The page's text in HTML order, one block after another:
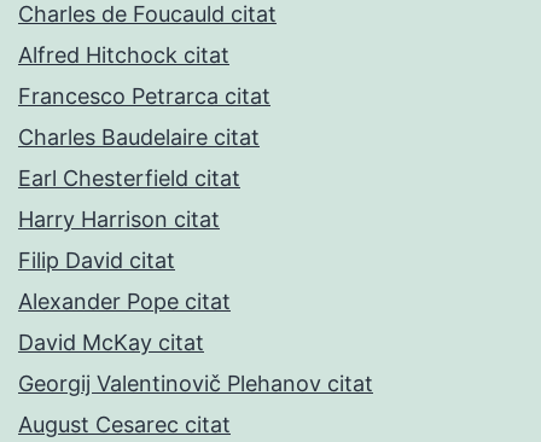
Charles de Foucauld citat
Alfred Hitchock citat
Francesco Petrarca citat
Charles Baudelaire citat
Earl Chesterfield citat
Harry Harrison citat
Filip David citat
Alexander Pope citat
David McKay citat
Georgij Valentinovič Plehanov citat
August Cesarec citat